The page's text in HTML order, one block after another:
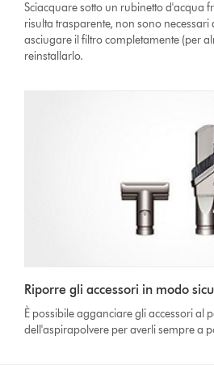
Sciacquare sotto un rubinetto d'acqua
risulta trasparente, non sono necessari
asciugare il filtro completamente (per
reinstallarlo.
Riporre gli accessori in modo
È possibile agganciare gli accessori al
dell'aspirapolvere per averli sempre a